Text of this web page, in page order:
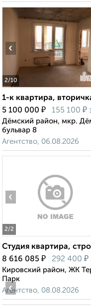
2/10
‹
1-к квартира,
5 100 000 ₽ 155 100 ₽
Дёмский район, мкр.
бульвар 8
Агентство, 06.08.2026
2/2
‹
Студия квартира,
8 616 085 ₽ 292 400 ₽
Кировский район, ЖК
Парк
Агентство, 08.08.2026
‹